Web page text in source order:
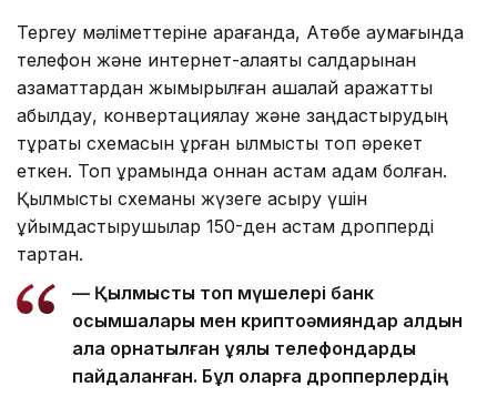
Тергеу мәліметтеріне қарағанда, Ақтөбе аумағында
телефон және интернет-алаяқтық салдарынан
азаматтардан жымқырылған ақшалай қаражатты
қабылдау, конвертациялау және заңдастырудың
тұрақты схемасын құрған қылмыстық топ әрекет
еткен. Топ құрамында оннан астам адам болған.
Қылмыстық схеманы жүзеге асыру үшін
ұйымдастырушылар 150-ден астам дропперді
тартқан.
— Қылмыстық топ мүшелері банк
қосымшалары мен криптоәмияндар алдын
ала орнатылған ұялы телефондарды
пайдаланған. Бұл оларға дропперлердің